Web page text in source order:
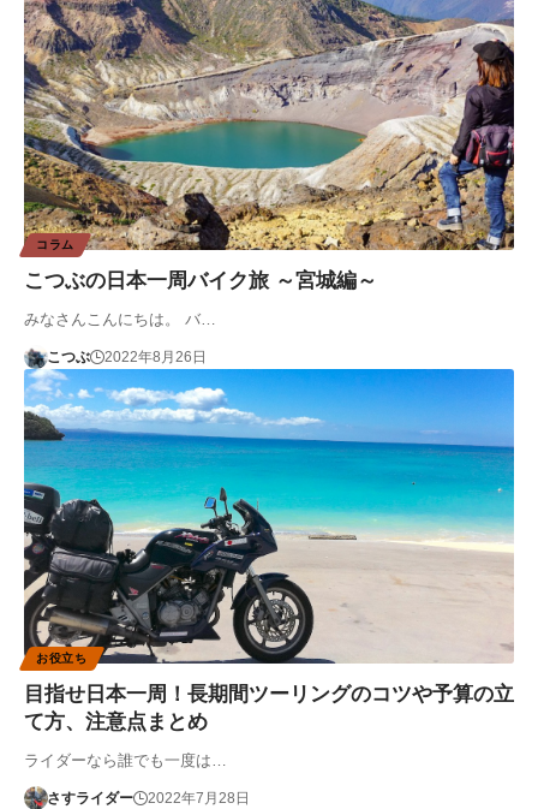
コラム
こつぶの日本一周バイク旅 ～宮城編～
みなさんこんにちは。 バ…
こつぶ 2022年8月26日
お役立ち
目指せ日本一周！長期間ツーリングのコツや予算の立
て方、注意点まとめ
ライダーなら誰でも一度は…
さすライダー 2022年7月28日